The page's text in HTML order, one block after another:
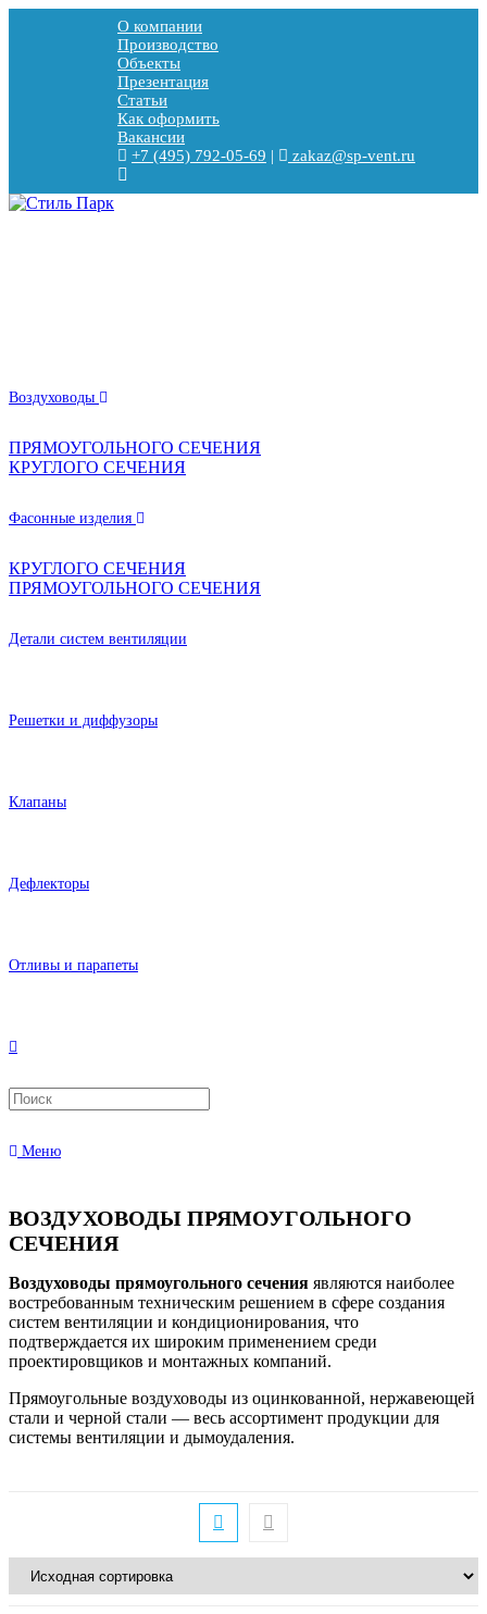
О компании
Производство
Объекты
Презентация
Статьи
Как оформить
Вакансии
+7 (495) 792-05-69 | zakaz@sp-vent.ru
Воздуховоды
ПРЯМОУГОЛЬНОГО СЕЧЕНИЯ
КРУГЛОГО СЕЧЕНИЯ
Фасонные изделия
КРУГЛОГО СЕЧЕНИЯ
ПРЯМОУГОЛЬНОГО СЕЧЕНИЯ
Детали систем вентиляции
Решетки и диффузоры
Клапаны
Дефлекторы
Отливы и парапеты
Меню
ВОЗДУХОВОДЫ ПРЯМОУГОЛЬНОГО
СЕЧЕНИЯ
Воздуховоды прямоугольного сечения являются наиболее
востребованным техническим решением в сфере создания
систем вентиляции и кондиционирования, что
подтверждается их широким применением среди
проектировщиков и монтажных компаний.
Прямоугольные воздуховоды из оцинкованной, нержавеющей
стали и черной стали — весь ассортимент продукции для
системы вентиляции и дымоудаления.